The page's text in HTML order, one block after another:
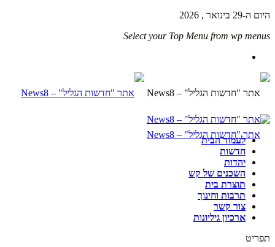
היום ה-29 בינואר , 2026
Select your Top Menu from wp menus
לעמוד הבית
חדשות
יהדות
השכנים של קש
תוצרת בית
תרבות וחינוך
צור קשר
ארכיון גיליונות
תפריט